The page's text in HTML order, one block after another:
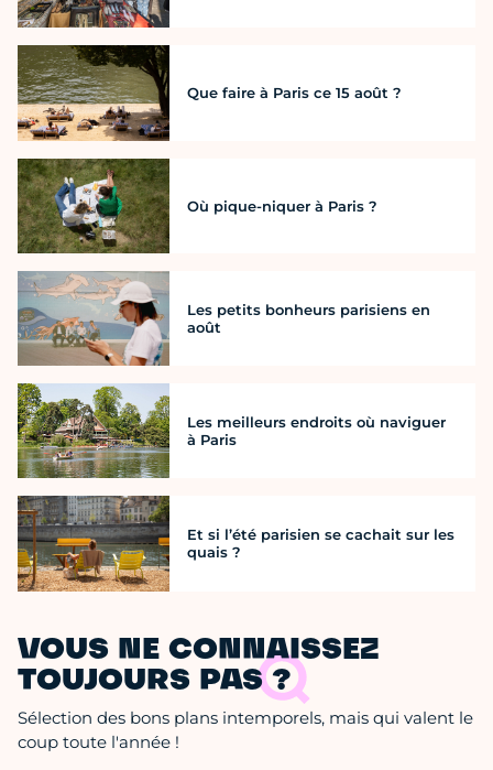
Que faire à Paris ce 15 août ?
Où pique-niquer à Paris ?
Les petits bonheurs parisiens en
août
Les meilleurs endroits où naviguer
à Paris
Et si l’été parisien se cachait sur les
quais ?
VOUS NE CONNAISSEZ
TOUJOURS PAS ?
Sélection des bons plans intemporels, mais qui valent le
coup toute l'année !